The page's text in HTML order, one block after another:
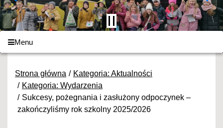
Menu
Strona główna
Kategoria: Aktualności
Kategoria: Wydarzenia
Sukcesy, pożegnania i zasłużony odpoczynek –
zakończyliśmy rok szkolny 2025/2026